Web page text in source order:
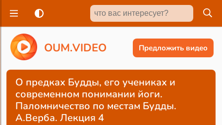
OUM.VIDEO Предложить видео
О предках Будды, его учениках и
современном понимании йоги.
Паломничество по местам Будды.
А.Верба. Лекция 4